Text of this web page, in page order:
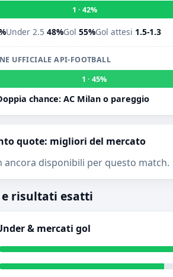
1 · 42%
Under 2.5 48%Gol 55%Gol attesi 1.5-1.3
UFFICIALE API-FOOTBALL
1 · 45%
chance: AC Milan o pareggio
quote: migliori del mercato
ancora disponibili per questo match.
e risultati esatti
& mercati gol